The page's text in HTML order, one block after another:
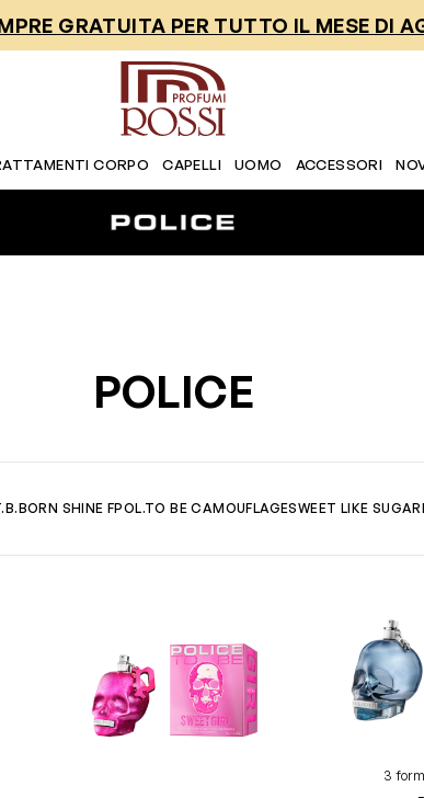
GRATUITA PER TUTTO IL MESE DI
CORPO CAPELLI UOMO ACCESSORI
POLICE
SHINE FPOL.TO BE CAMOUFLAGESWEET LIKE SUGAR
3